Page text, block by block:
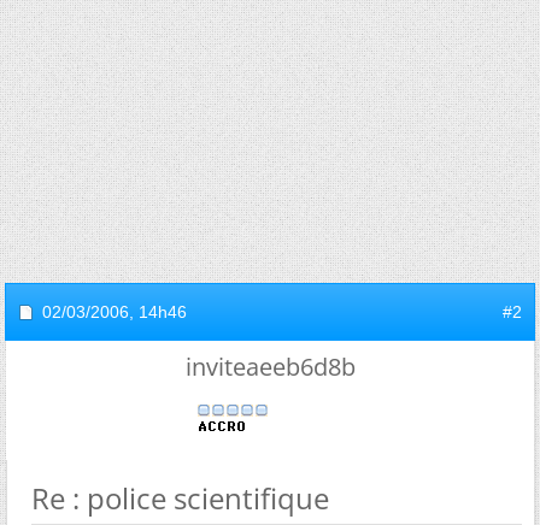
02/03/2006, 14h46 #2
inviteaeeb6d8b
Re : police scientifique